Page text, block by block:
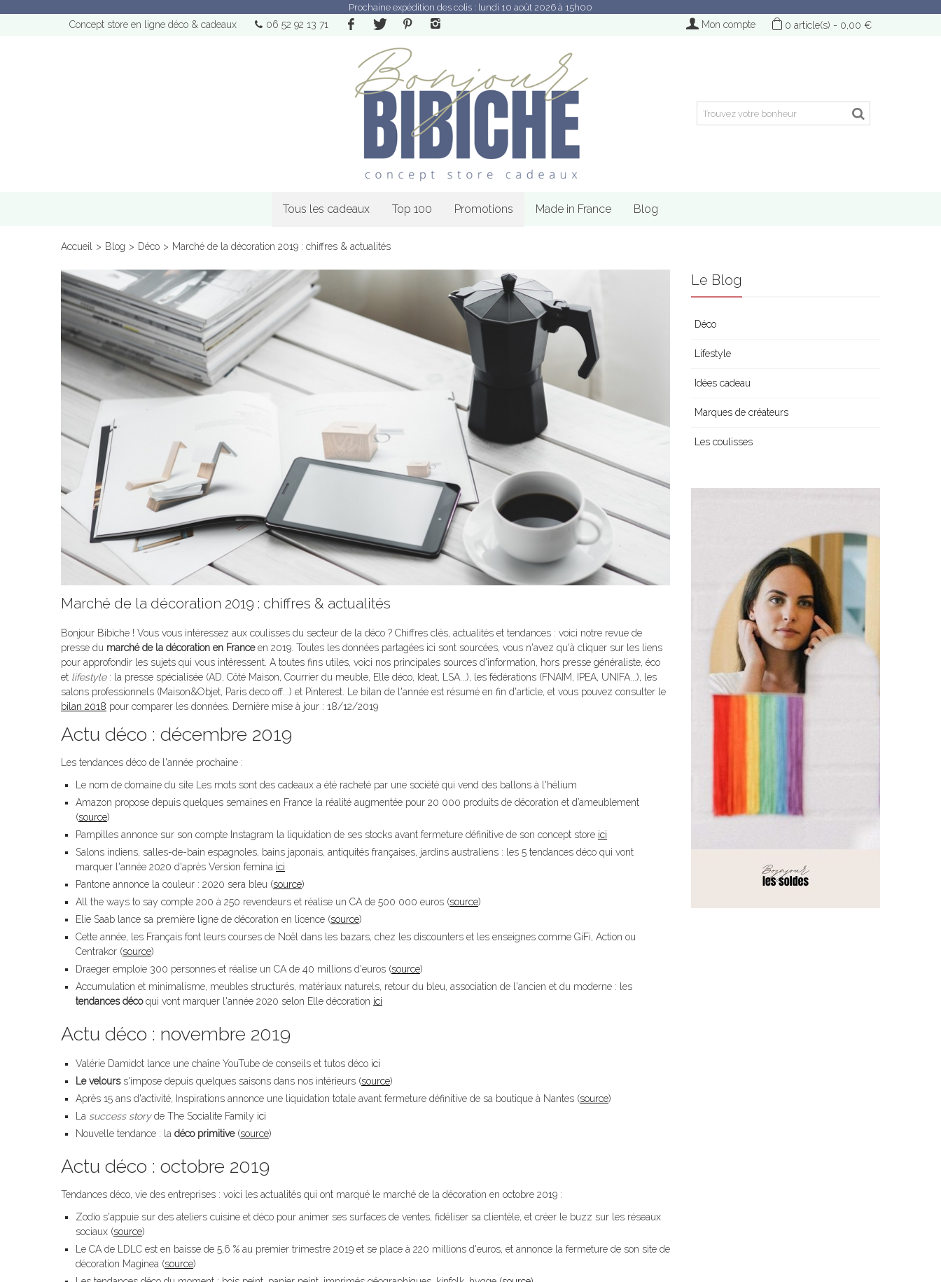
Prochaine expédition des colis : lundi 10 août 2026 à 15h00
Concept store en ligne déco & cadeaux 06 52 92 13 71 0 article(s) - 0,00 €
Mon compte
Tous les cadeaux Top 100 Promotions Made in France Blog
Accueil > Blog > Déco > Marché de la décoration 2019 : chiffres & actualités
Marché de la décoration 2019 : chiffres & actualités
Bonjour Bibiche ! Vous vous intéressez aux coulisses du secteur de la déco ? Chiffres clés, actualités et tendances : voici notre revue de
presse du marché de la décoration en Franceen 2019. Toutes les données partagées ici sont sourcées, vous n'avez qu'à cliquer sur les liens
pour approfondir les sujets qui vous intéressent. A toutes fins utiles, voici nos principales sources d'information, hors presse généraliste, éco
et lifestyle: la presse spécialisée (AD, Côté Maison, Courrier du meuble, Elle déco, Ideat, LSA...), les fédérations (FNAIM, IPEA, UNIFA...), les
salons professionnels (Maison&Objet, Paris deco off...) et Pinterest. Le bilan de l'année est résumé en fin d'article, et vous pouvez consulter le
bilan 2018 pour comparer les données. Dernière mise à jour : 18/12/2019
Actu déco : décembre 2019
Les tendances déco de l'année prochaine :
Le nom de domaine du site Les mots sont des cadeaux a été racheté par une société qui vend des ballons à l'hélium
Amazon propose depuis quelques semaines en France la réalité augmentée pour 20 000 produits de décoration et d’ameublement
(source)
Pampilles annonce sur son compte Instagram la liquidation de ses stocks avant fermeture définitive de son concept store ici
Salons indiens, salles-de-bain espagnoles, bains japonais, antiquités françaises, jardins australiens : les 5 tendances déco qui vont
marquer l'année 2020 d'après Version femina ici
Pantone annonce la couleur : 2020 sera bleu (source)
All the ways to say compte 200 à 250 revendeurs et réalise un CA de 500 000 euros (source)
Elie Saab lance sa première ligne de décoration en licence (source)
Cette année, les Français font leurs courses de Noël dans les bazars, chez les discounters et les enseignes comme GiFi, Action ou
Centrakor (source)
Draeger emploie 300 personnes et réalise un CA de 40 millions d'euros (source)
Accumulation et minimalisme, meubles structurés, matériaux naturels, retour du bleu, association de l'ancien et du moderne : les
tendances décoqui vont marquer l'année 2020 selon Elle décoration ici
Actu déco : novembre 2019
Valérie Damidot lance une chaîne YouTube de conseils et tutos déco ici
Le velourss'impose depuis quelques saisons dans nos intérieurs (source)
Après 15 ans d'activité, Inspirations annonce une liquidation totale avant fermeture définitive de sa boutique à Nantes (source)
La success storyde The Socialite Family ici
Nouvelle tendance : la déco primitive(source)
Actu déco : octobre 2019
Tendances déco, vie des entreprises : voici les actualités qui ont marqué le marché de la décoration en octobre 2019 :
Zodio s'appuie sur des ateliers cuisine et déco pour animer ses surfaces de ventes, fidéliser sa clientèle, et créer le buzz sur les réseaux
sociaux (source)
Le CA de LDLC est en baisse de 5,6 % au premier trimestre 2019 et se place à 220 millions d'euros, et annonce la fermeture de son site de
décoration Maginea (source)
Le Blog
Déco
Lifestyle
Idées cadeau
Marques de créateurs
Les coulisses